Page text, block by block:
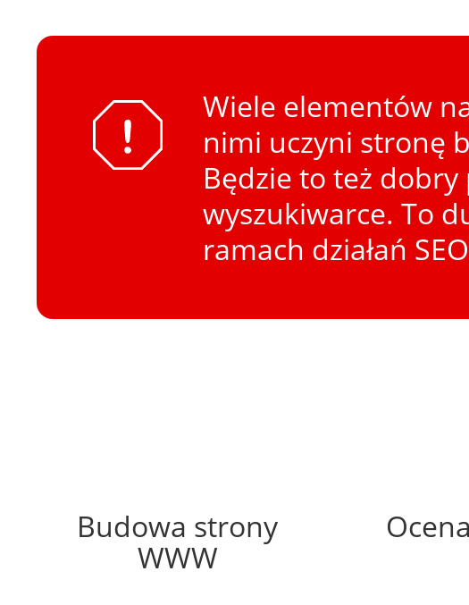
Wiele elementów
nimi uczyni stronę
Będzie to też
wyszukiwarce. To
ramach działań
Budowa strony
WWW